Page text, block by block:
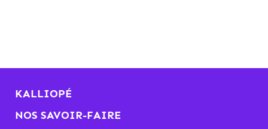
KALLIOPÉ
NOS SAVOIR-FAIRE